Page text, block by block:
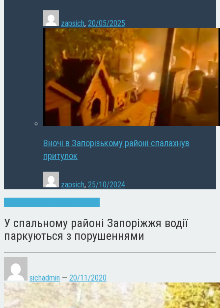
zapsich, 20/05/2025
Вночі в Запорізькому районі спалахнув
притулок
zapsich, 25/10/2024
У спальному районі Запоріжжя водії
паркуються з порушеннями
sichadmin — 20/11/2020